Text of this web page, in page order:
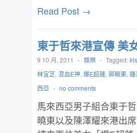
Read Post →
東于哲來港宣傳 美
9 10 月, 2011 - 娛樂 - Tagged: Iris
林宜芝, 混血E神, 爆E超蓮, 郭曉東, 鍾
西亞 - no comments
馬來西亞男子組合東于
曉東以及陳澤耀來港出